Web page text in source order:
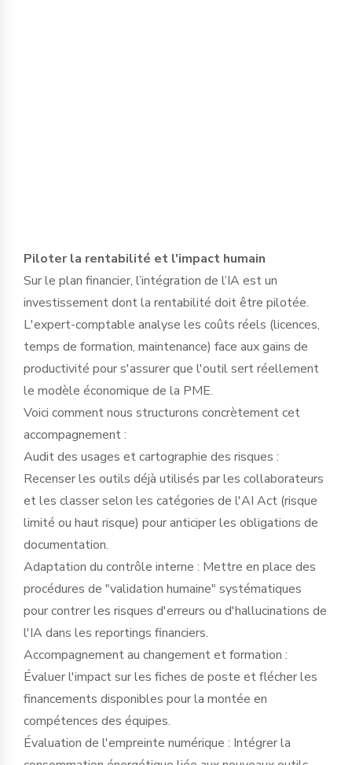
Piloter la rentabilité et l'impact humain
Sur le plan financier, l’intégration de l’IA est un
investissement dont la rentabilité doit être pilotée.
L'expert-comptable analyse les coûts réels (licences,
temps de formation, maintenance) face aux gains de
productivité pour s'assurer que l'outil sert réellement
le modèle économique de la PME.
Voici comment nous structurons concrètement cet
accompagnement :
Audit des usages et cartographie des risques :
Recenser les outils déjà utilisés par les collaborateurs
et les classer selon les catégories de l'AI Act (risque
limité ou haut risque) pour anticiper les obligations de
documentation.
Adaptation du contrôle interne : Mettre en place des
procédures de "validation humaine" systématiques
pour contrer les risques d'erreurs ou d'hallucinations de
l'IA dans les reportings financiers.
Accompagnement au changement et formation :
Évaluer l'impact sur les fiches de poste et flécher les
financements disponibles pour la montée en
compétences des équipes.
Évaluation de l'empreinte numérique : Intégrer la